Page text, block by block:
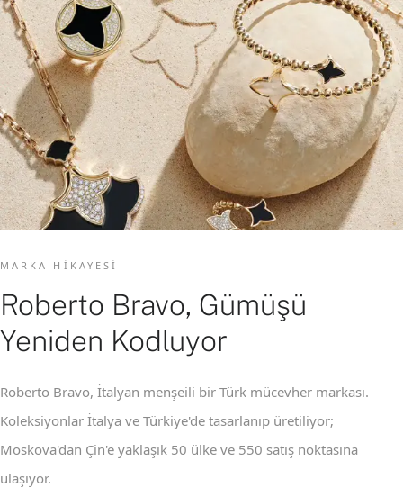
MARKA HIKAYESI
Roberto Bravo, Gümüşü
Yeniden Kodluyor
Roberto Bravo, İtalyan menşeili bir Türk mücevher markası.
Koleksiyonlar İtalya ve Türkiye'de tasarlanıp üretiliyor;
Moskova'dan Çin'e yaklaşık 50 ülke ve 550 satış noktasına
ulaşıyor.